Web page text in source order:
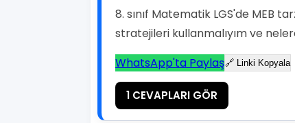
8. sınıf Matematik LGS'de MEB
stratejileri kullanmalıyım ve
WhatsApp'ta Paylaş🔗 Linki Kopyala
1 CEVAPLARI GÖR